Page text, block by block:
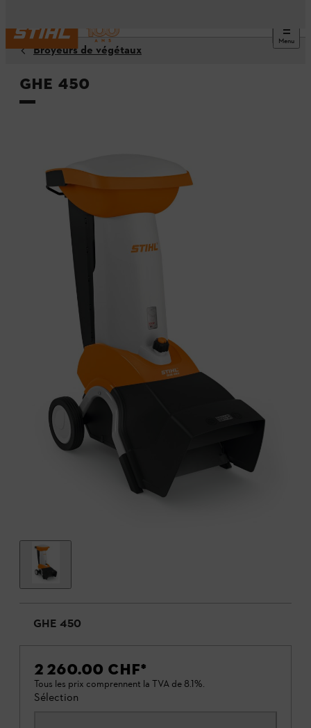
Menu
Broyeurs de végétaux
GHE 450
GHE 450
2 260.00 CHF*
Tous les prix comprennent la TVA de 8.1%.
Sélection